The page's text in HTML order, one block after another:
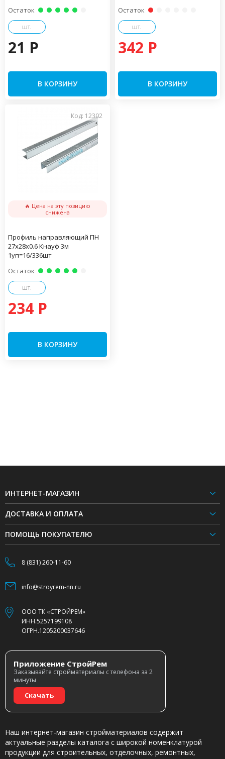
Остаток
шт.
21 P
В КОРЗИНУ
Остаток
шт.
342 P
В КОРЗИНУ
Код: 12302
🔥 Цена на эту позицию
снижена
Профиль направляющий ПН
27х28х0.6 Кнауф 3м
1уп=16/336шт
Остаток
шт.
234 P
В КОРЗИНУ
ИНТЕРНЕТ-МАГАЗИН
ДОСТАВКА И ОПЛАТА
ПОМОЩЬ ПОКУПАТЕЛЮ
8 (831) 260-11-60
info@stroyrem-nn.ru
ООО ТК «СТРОЙРЕМ»
ИНН.5257199108
ОГРН.1205200037646
Приложение СтройРем
Заказывайте стройматериалы с телефона за 2
минуты
Скачать
Наш интернет-магазин стройматериалов содержит
актуальные разделы каталога с широкой номенклатурой
продукции для строительных, отделочных, ремонтных,